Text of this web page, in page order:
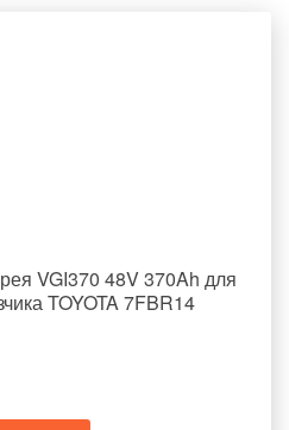
VGI370 48V 370Ah для
TOYOTA 7FBR14